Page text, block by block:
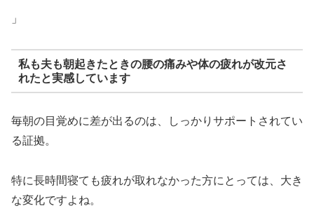
」
私も夫も朝起きたときの腰の痛みや体の疲れが改元さ
れたと実感しています
毎朝の目覚めに差が出るのは、しっかりサポートされてい
る証拠。
特に長時間寝ても疲れが取れなかった方にとっては、大き
な変化ですよね。